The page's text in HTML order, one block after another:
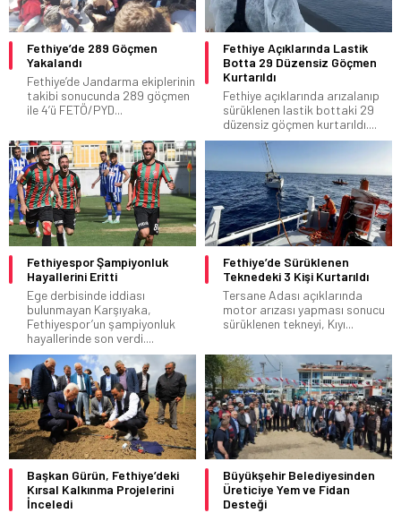
Fethiye’de 289 Göçmen
Yakalandı
Fethiye’de Jandarma ekiplerinin
takibi sonucunda 289 göçmen
ile 4’ü FETÖ/PYD...
Fethiye Açıklarında Lastik
Botta 29 Düzensiz Göçmen
Kurtarıldı
Fethiye açıklarında arızalanıp
sürüklenen lastik bottaki 29
düzensiz göçmen kurtarıldı....
Fethiyespor Şampiyonluk
Hayallerini Eritti
Ege derbisinde iddiası
bulunmayan Karşıyaka,
Fethiyespor’un şampiyonluk
hayallerinde son verdi....
Fethiye’de Sürüklenen
Teknedeki 3 Kişi Kurtarıldı
Tersane Adası açıklarında
motor arızası yapması sonucu
sürüklenen tekneyi, Kıyı...
Başkan Gürün, Fethiye’deki
Kırsal Kalkınma Projelerini
İnceledi
Büyükşehir Belediyesinden
Üreticiye Yem ve Fidan
Desteği